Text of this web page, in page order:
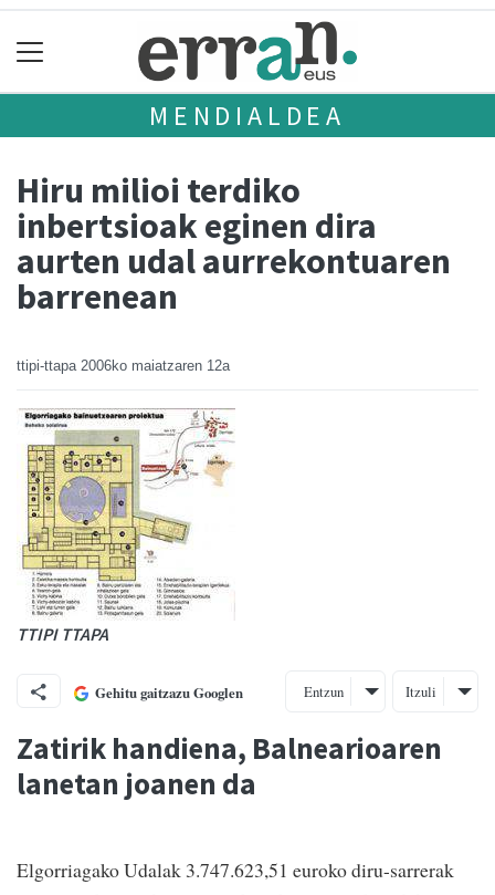
MENDIALDEA
Hiru milioi terdiko
inbertsioak eginen dira
aurten udal aurrekontuaren
barrenean
ttipi-ttapa 2006ko maiatzaren 12a
TTIPI TTAPA
Gehitu gaitzazu Googlen Entzun Itzuli
Zatirik handiena, Balnearioaren
lanetan joanen da
Elgorriagako Udalak 3.747.623,51 euroko diru-sarrerak